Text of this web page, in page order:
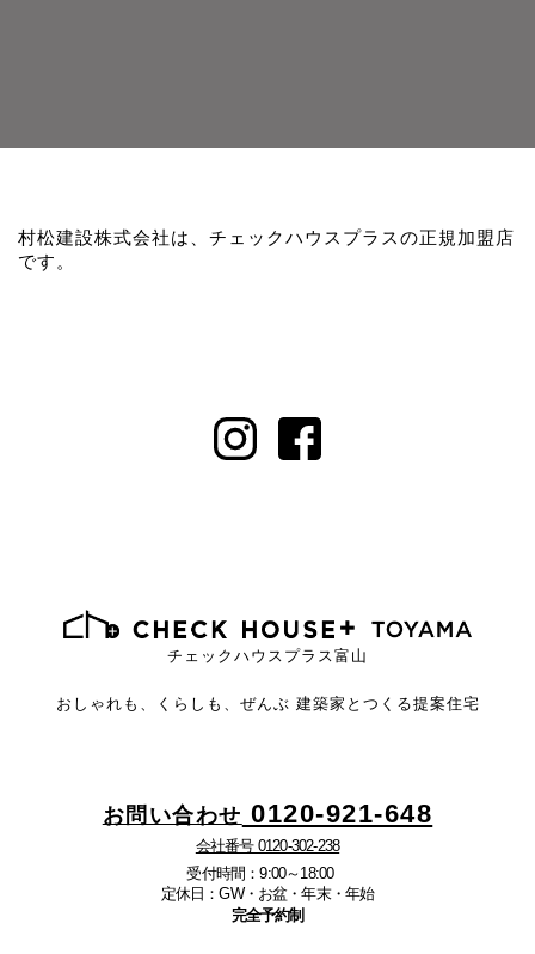
村松建設株式会社は、チェックハウスプラスの正規加盟店
です。
チェックハウスプラス富山
おしゃれも、くらしも、ぜんぶ 建築家とつくる提案住宅
お問い合わせ 0120-921-648
会社番号 0120-302-238
受付時間：9:00～18:00
定休日：GW・お盆・年末・年始
完全予約制